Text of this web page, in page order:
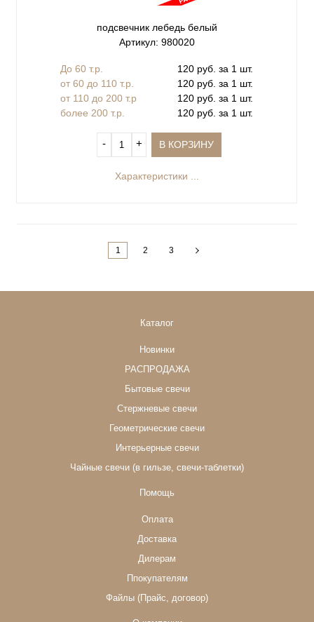
подсвечник лебедь белый
Артикул: 980020
До 60 т.р.
120 руб. за 1 шт.
от 60 до 110 т.р.
120 руб. за 1 шт.
от 110 до 200 т.р
120 руб. за 1 шт.
более 200 т.р.
120 руб. за 1 шт.
‐ + В КОРЗИНУ
Характеристики ...
1 2 3
Каталог
Новинки
РАСПРОДАЖА
Бытовые свечи
Стержневые свечи
Геометрические свечи
Интерьерные свечи
Чайные свечи (в гильзе, свечи-таблетки)
Помощь
Оплата
Доставка
Дилерам
Ппокупателям
Файлы (Прайс, договор)